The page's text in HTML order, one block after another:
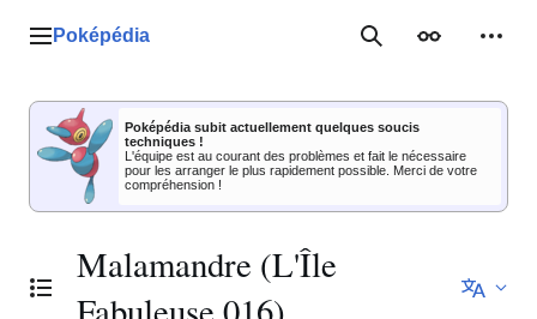
Menu principal
Poképédia RechercherApparence
Poképédia subit actuellement quelques soucis
techniques !
L'équipe est au courant des problèmes et fait le nécessaire
pour les arranger le plus rapidement possible. Merci de votre
compréhension !
Basculer la table des matières
Malamandre (L'Île